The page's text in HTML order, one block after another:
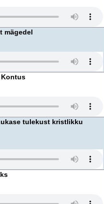
mägedel
Kontus
tulekust kristlikku